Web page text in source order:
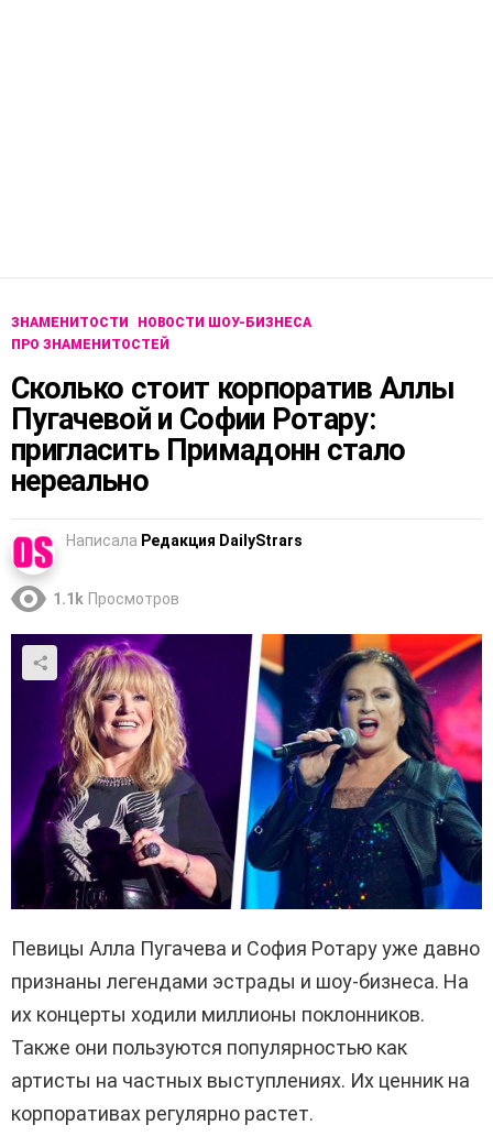
ЗНАМЕНИТОСТИ
НОВОСТИ ШОУ-БИЗНЕСА
ПРО ЗНАМЕНИТОСТЕЙ
Сколько стоит корпоратив Аллы
Пугачевой и Софии Ротару:
пригласить Примадонн стало
нереально
Написала Редакция DailyStrars
1.1k Просмотров
Певицы Алла Пугачева и София Ротару уже давно
признаны легендами эстрады и шоу-бизнеса. На
их концерты ходили миллионы поклонников.
Также они пользуются популярностью как
артисты на частных выступлениях. Их ценник на
корпоративах регулярно растет.